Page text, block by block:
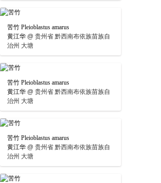
苦竹 Pleioblastus amarus
黄江华 @ 贵州省 黔西南布依族苗族自
治州 大塘
苦竹 Pleioblastus amarus
黄江华 @ 贵州省 黔西南布依族苗族自
治州 大塘
苦竹 Pleioblastus amarus
黄江华 @ 贵州省 黔西南布依族苗族自
治州 大塘